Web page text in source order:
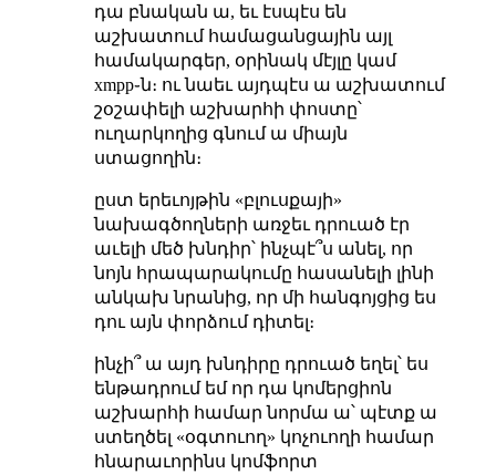
դա բնական ա, եւ էսպէս են
աշխատում համացանցային այլ
համակարգեր, օրինակ մէյլը կամ
xmpp֊ն։ ու նաեւ այդպէս ա աշխատում
շօշափելի աշխարհի փոստը՝
ուղարկողից գնում ա միայն
ստացողին։
ըստ երեւոյթին «բլուսքայի»
նախագծողների առջեւ դրուած էր
աւելի մեծ խնդիր՝ ինչպէ՞ս անել, որ
նոյն հրապարակումը հասանելի լինի
անկախ նրանից, որ մի հանգոյցից ես
դու այն փորձում դիտել։
ինչի՞ ա այդ խնդիրը դրուած եղել՝ ես
ենթադրում եմ որ դա կոմերցիոն
աշխարհի համար նորմա ա՝ պէտք ա
ստեղծել «օգտուող» կոչուողի համար
հնարաւորինս կոմֆորտ